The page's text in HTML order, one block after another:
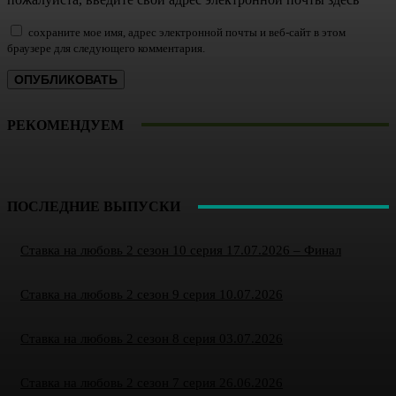
сохраните мое имя, адрес электронной почты и веб-сайт в этом
браузере для следующего комментария.
РЕКОМЕНДУЕМ
ПОСЛЕДНИЕ ВЫПУСКИ
Ставка на любовь 2 сезон 10 серия 17.07.2026 – Финал
Ставка на любовь 2 сезон 9 серия 10.07.2026